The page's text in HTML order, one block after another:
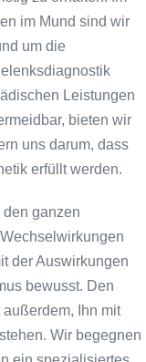
im Mund sind wir
um die
Leistungen
bieten wir
uns darum, dass
erfüllt werden.
ganzen
der Auswirkungen
bewusst. Den
Ihn mit
Wir begegnen